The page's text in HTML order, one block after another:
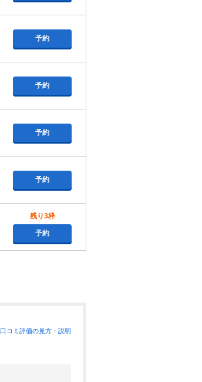
予約
予約
予約
予約
残り3枠
予約
口コミ評価の見方・説明